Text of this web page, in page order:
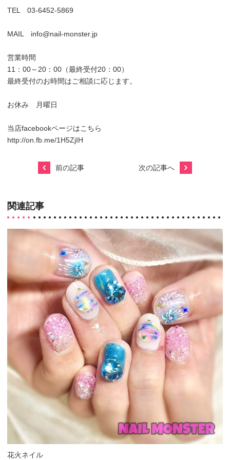
TEL 03-6452-5869
MAIL info@nail-monster.jp
営業時間
11：00～20：00（最終受付20：00）
最終受付のお時間はご相談に応じます。
お休み 月曜日
当店facebookページはこちら
http://on.fb.me/1H5ZjIH
前の記事 次の記事へ
関連記事
花火ネイル